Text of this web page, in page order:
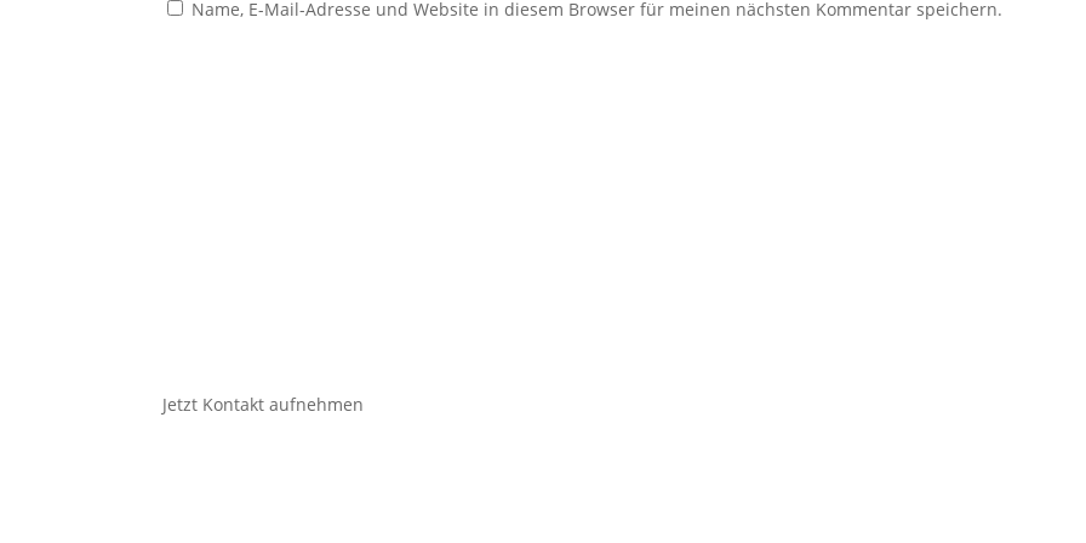
Name, E-Mail-Adresse und Website in diesem Browser für meinen nächsten Kommentar speichern.
Jetzt Kontakt aufnehmen